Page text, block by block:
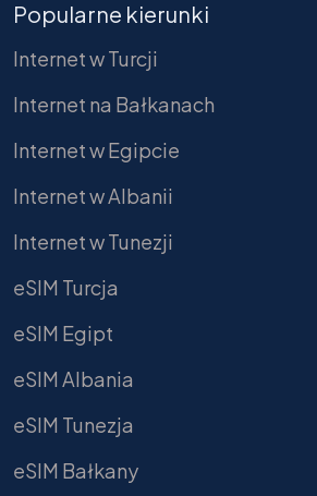
Popularne kierunki
Internet w Turcji
Internet na Bałkanach
Internet w Egipcie
Internet w Albanii
Internet w Tunezji
eSIM Turcja
eSIM Egipt
eSIM Albania
eSIM Tunezja
eSIM Bałkany